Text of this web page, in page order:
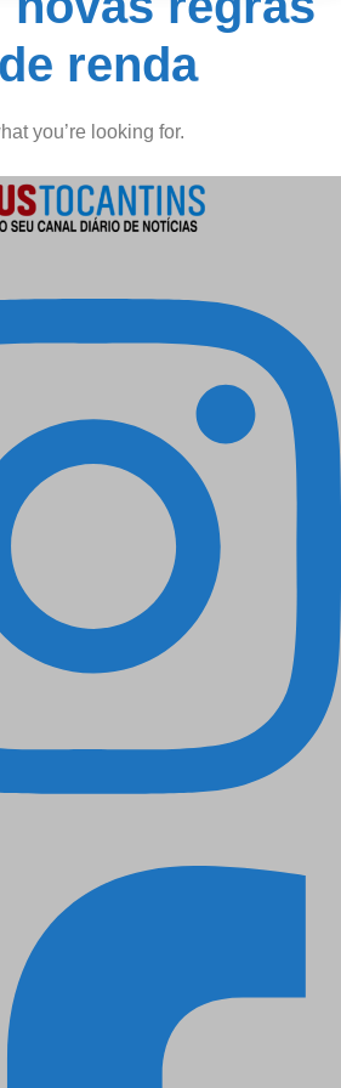
renda
you’re looking for.